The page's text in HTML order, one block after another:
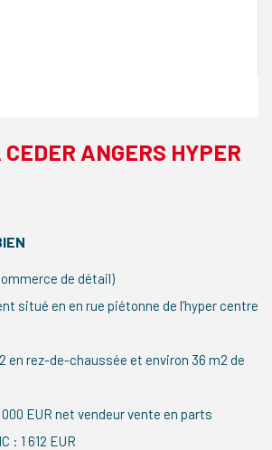
CEDER ANGERS HYPER
de détail)
situé en en rue piétonne de l’hyper centre
en rez-de-chaussée et environ 36 m2 de
EUR net vendeur vente en parts
: 1 612 EUR